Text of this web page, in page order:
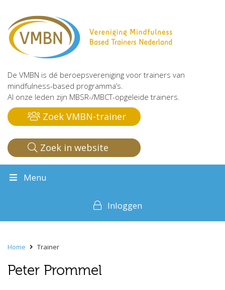
De VMBN is dé beroepsvereniging voor trainers van
mindfulness-based programma’s.
Al onze leden zijn MBSR-/MBCT-opgeleide trainers.
Zoek VMBN-trainer
Zoek in website
Menu
Inloggen
Home Trainer
Peter Prommel